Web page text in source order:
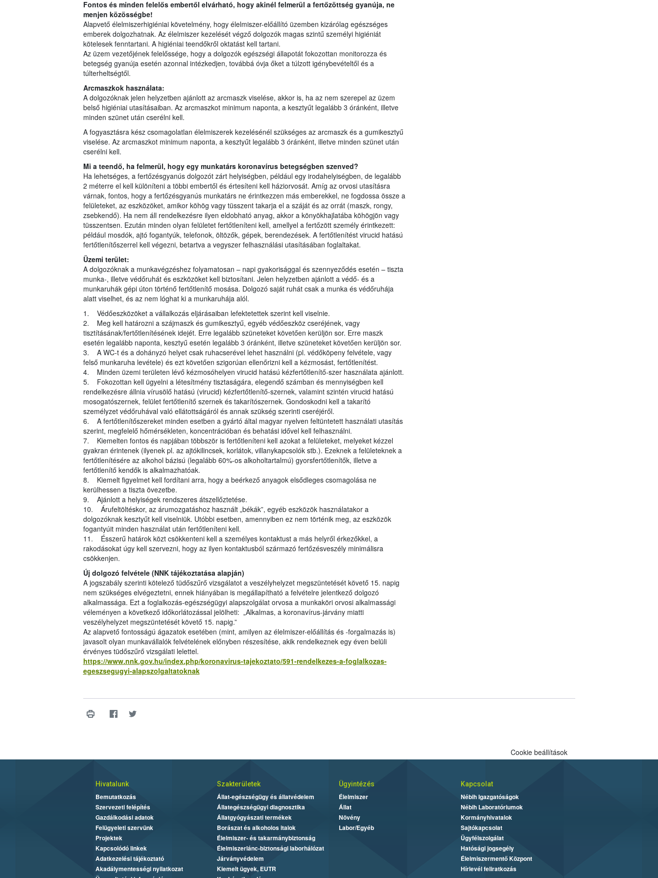
Fontos és minden felelős embertől elvárható, hogy akinél felmerül a fertőzöttség gyanúja, ne
menjen közösségbe!
Alapvető élelmiszerhigiéniai követelmény, hogy élelmiszer-előállító üzemben kizárólag egészséges
emberek dolgozhatnak. Az élelmiszer kezelését végző dolgozók magas szintű személyi higiéniát
kötelesek fenntartani. A higiéniai teendőkről oktatást kell tartani.
Az üzem vezetőjének felelőssége, hogy a dolgozók egészségi állapotát fokozottan monitorozza és
betegség gyanúja esetén azonnal intézkedjen, továbbá óvja őket a túlzott igénybevételtől és a
túlterheltségtől.
Arcmaszkok használata:
A dolgozóknak jelen helyzetben ajánlott az arcmaszk viselése, akkor is, ha az nem szerepel az üzem
belső higiéniai utasításaiban. Az arcmaszkot minimum naponta, a kesztyűt legalább 3 óránként, illetve
minden szünet után cserélni kell.
A fogyasztásra kész csomagolatlan élelmiszerek kezelésénél szükséges az arcmaszk és a gumikesztyű
viselése. Az arcmaszkot minimum naponta, a kesztyűt legalább 3 óránként, illetve minden szünet után
cserélni kell.
Mi a teendő, ha felmerül, hogy egy munkatárs koronavírus betegségben szenved?
Ha lehetséges, a fertőzésgyanús dolgozót zárt helyiségben, például egy irodahelyiségben, de legalább
2 méterre el kell különíteni a többi embertől és értesíteni kell háziorvosát. Amíg az orvosi utasításra
várnak, fontos, hogy a fertőzésgyanús munkatárs ne érintkezzen más emberekkel, ne fogdossa össze a
felületeket, az eszközöket, amikor köhög vagy tüsszent takarja el a száját és az orrát (maszk, rongy,
zsebkendő). Ha nem áll rendelkezésre ilyen eldobható anyag, akkor a könyökhajlatába köhögjön vagy
tüsszentsen. Ezután minden olyan felületet fertőtleníteni kell, amellyel a fertőzött személy érintkezett:
például mosdók, ajtó fogantyúk, telefonok, öltözők, gépek, berendezések. A fertőtlenítést virucid hatású
fertőtlenítőszerrel kell végezni, betartva a vegyszer felhasználási utasításában foglaltakat.
Üzemi terület:
A dolgozóknak a munkavégzéshez folyamatosan – napi gyakorisággal és szennyeződés esetén – tiszta
munka-, illetve védőruhát és eszközöket kell biztosítani. Jelen helyzetben ajánlott a védő- és a
munkaruhák gépi úton történő fertőtlenítő mosása. Dolgozó saját ruhát csak a munka és védőruhája
alatt viselhet, és az nem lóghat ki a munkaruhája alól.
1. Védőeszközöket a vállalkozás eljárásaiban lefektetettek szerint kell viselnie.
2. Meg kell határozni a szájmaszk és gumikesztyű, egyéb védőeszköz cseréjének, vagy
tisztításának/fertőtlenítésének idejét. Erre legalább szüneteket követően kerüljön sor. Erre maszk
esetén legalább naponta, kesztyű esetén legalább 3 óránként, illetve szüneteket követően kerüljön sor.
3. A WC-t és a dohányzó helyet csak ruhacserével lehet használni (pl. védőköpeny felvétele, vagy
felső munkaruha levétele) és ezt követően szigorúan ellenőrizni kell a kézmosást, fertőtlenítést.
4. Minden üzemi területen lévő kézmosóhelyen virucid hatású kézfertőtlenítő-szer használata ajánlott.
5. Fokozottan kell ügyelni a létesítmény tisztaságára, elegendő számban és mennyiségben kell
rendelkezésre állnia vírusölő hatású (virucid) kézfertőtlenítő-szernek, valamint szintén virucid hatású
mosogatószernek, felület fertőtlenítő szernek és takarítószernek. Gondoskodni kell a takarító
személyzet védőruhával való ellátottságáról és annak szükség szerinti cseréjéről.
6. A fertőtlenítőszereket minden esetben a gyártó által magyar nyelven feltüntetett használati utasítás
szerint, megfelelő hőmérsékleten, koncentrációban és behatási idővel kell felhasználni.
7. Kiemelten fontos és napjában többször is fertőtleníteni kell azokat a felületeket, melyeket kézzel
gyakran érintenek (ilyenek pl. az ajtókilincsek, korlátok, villanykapcsolók stb.). Ezeknek a felületeknek a
fertőtlenítésére az alkohol bázisú (legalább 60%-os alkoholtartalmú) gyorsfertőtlenítők, illetve a
fertőtlenítő kendők is alkalmazhatóak.
8. Kiemelt figyelmet kell fordítani arra, hogy a beérkező anyagok elsődleges csomagolása ne
kerülhessen a tiszta övezetbe.
9. Ajánlott a helyiségek rendszeres átszellőztetése.
10. Árufeltöltéskor, az árumozgatáshoz használt „békák”, egyéb eszközök használatakor a
dolgozóknak kesztyűt kell viselniük. Utóbbi esetben, amennyiben ez nem történik meg, az eszközök
fogantyúit minden használat után fertőtleníteni kell.
11. Ésszerű határok közt csökkenteni kell a személyes kontaktust a más helyről érkezőkkel, a
rakodásokat úgy kell szervezni, hogy az ilyen kontaktusból származó fertőzésveszély minimálisra
csökkenjen.
Új dolgozó felvétele (NNK tájékoztatása alapján)
A jogszabály szerinti kötelező tüdőszűrő vizsgálatot a veszélyhelyzet megszüntetését követő 15. napig
nem szükséges elvégeztetni, ennek hiányában is megállapítható a felvételre jelentkező dolgozó
alkalmassága. Ezt a foglalkozás-egészségügyi alapszolgálat orvosa a munkaköri orvosi alkalmassági
véleményen a következő időkorlátozással jelölheti: „Alkalmas, a koronavírus-járvány miatti
veszélyhelyzet megszüntetését követő 15. napig.”
Az alapvető fontosságú ágazatok esetében (mint, amilyen az élelmiszer-előállítás és -forgalmazás is)
javasolt olyan munkavállalók felvételének előnyben részesítése, akik rendelkeznek egy éven belüli
érvényes tüdőszűrő vizsgálati lelettel.
https://www.nnk.gov.hu/index.php/koronavirus-tajekoztato/591-rendelkezes-a-foglalkozas-
egeszsegugyi-alapszolgaltatoknak
Cookie beállítások
Hivatalunk
Bemutatkozás
Szervezeti felépítés
Gazdálkodási adatok
Felügyeleti szervünk
Projektek
Kapcsolódó linkek
Adatkezelési tájékoztató
Akadálymentességi nyilatkozat
Szakterületek
Állat-egészségügy és állatvédelem
Állategészségügyi diagnosztika
Állatgyógyászati termékek
Borászat és alkoholos italok
Élelmiszer- és takarmánybiztonság
Élelmiszerlánc-biztonsági laborhálózat
Járványvédelem
Kiemelt ügyek, EUTR
Ügyintézés
Élelmiszer
Állat
Növény
Labor/Egyéb
Kapcsolat
Nébih Igazgatóságok
Nébih Laboratóriumok
Kormányhivatalok
Sajtókapcsolat
Ügyfélszolgálat
Hatósági jogsegély
Élelmiszermentő Központ
Hírlevél feliratkozás